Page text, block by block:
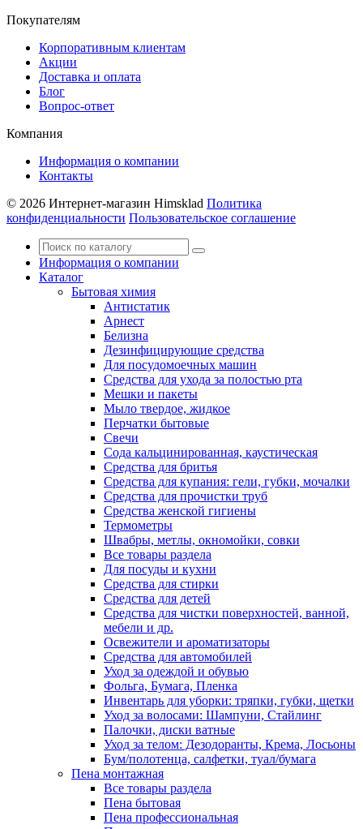
Покупателям
Корпоративным клиентам
Акции
Доставка и оплата
Блог
Вопрос-ответ
Компания
Информация о компании
Контакты
© 2026 Интернет-магазин Himsklad Политика
конфиденциальности Пользовательское соглашение
Информация о компании
Каталог
Бытовая химия
Антистатик
Арнест
Белизна
Дезинфицирующие средства
Для посудомоечных машин
Средства для ухода за полостью рта
Мешки и пакеты
Мыло твердое, жидкое
Перчатки бытовые
Свечи
Сода кальцинированная, каустическая
Средства для бритья
Средства для купания: гели, губки, мочалки
Средства для прочистки труб
Средства женской гигиены
Термометры
Швабры, метлы, окномойки, совки
Все товары раздела
Для посуды и кухни
Средства для стирки
Средства для детей
Средства для чистки поверхностей, ванной,
мебели и др.
Освежители и ароматизаторы
Средства для автомобилей
Уход за одеждой и обувью
Фольга, Бумага, Пленка
Инвентарь для уборки: тряпки, губки, щетки
Уход за волосами: Шампуни, Стайлинг
Палочки, диски ватные
Уход за телом: Дезодоранты, Крема, Лосьоны
Бум/полотенца, салфетки, туал/бумага
Пена монтажная
Все товары раздела
Пена бытовая
Пена профессиональная